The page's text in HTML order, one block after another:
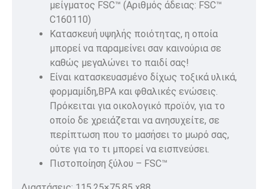
μείγματος FSC™ (Αριθμός άδειας: FSC™
C160110)
Κατασκευή υψηλής ποιότητας, η οποία
μπορεί να παραμείνει σαν καινούρια σε
καθώς μεγαλώνει το παιδί σας!
Είναι κατασκευασμένο δίχως τοξικά υλικά,
φορμαμίδη,BPA και φθαλικές ενώσεις.
Πρόκειται για οικολογικό προϊόν, για το
οποίο δε χρειάζεται να ανησυχείτε, σε
περίπτωση που το μασήσει το μωρό σας,
ούτε για το τι μπορεί να εισπνεύσει.
Πιστοποίηση ξύλου – FSC™